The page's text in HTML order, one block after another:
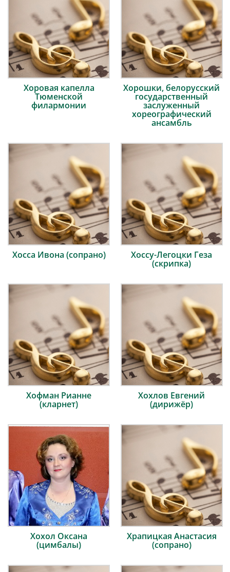
Хоровая капелла
Тюменской
филармонии
Хорошки, белорусский
государственный
заслуженный
хореографический
ансамбль
Хосса Ивона (сопрано) Хоссу-Легоцки Геза
(скрипка)
Хофман Рианне
(кларнет)
Хохлов Евгений
(дирижёр)
Хохол Оксана
(цимбалы)
Храпицкая Анастасия
(сопрано)